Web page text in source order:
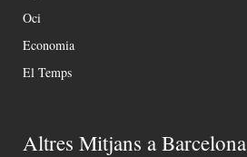
Oci
Economia
El Temps
Altres Mitjans a Barcelona